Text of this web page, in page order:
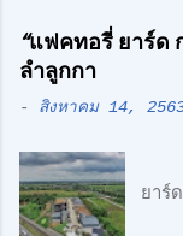
ค
ว
า
คิ
ด
เ
“แฟคทอรี่ ยาร์ด
ลำลูกกา
- สิงหาคม 14,
ยาร์
เน้